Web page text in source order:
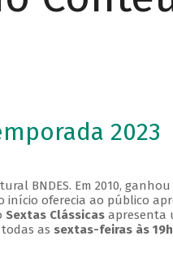
2023
BNDES. Em 2010,
início oferecia ao público
Sextas Clássicasapresenta
as sextas-feiras às 19h